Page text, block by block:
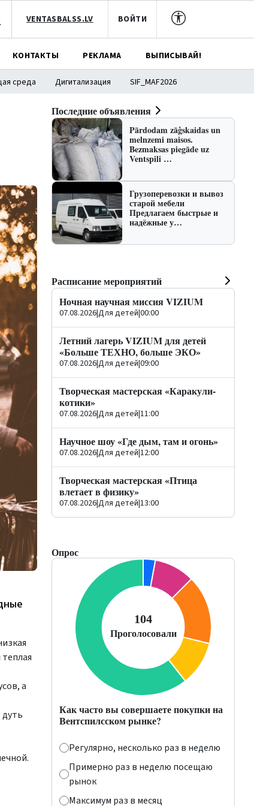
VENTASBALSS.LV ВОЙТИ
КОНТАКТЫ РЕКЛАМА ВЫПИСЫВАЙ!
среда Дигитализация SIF_MAF2026
а
Последние объявления
Pārdodam zāģskaidas un
melnzemi maisos.
Bezmaksas piegāde uz
Ventspili …
Грузоперевозки и вывоз
старой мебели
Предлагаем быстрые и
надёжные у…
Расписание мероприятий
Ночная научная миссия VIZIUM
07.08.2026|Для детей|00:00
Летний лагерь VIZIUM для детей
«Больше ТЕХНО, больше ЭКО»
07.08.2026|Для детей|09:00
Творческая мастерская «Каракули-
котики»
07.08.2026|Для детей|11:00
Научное шоу «Где дым, там и огонь»
07.08.2026|Для детей|12:00
Творческая мастерская «Птица
влетает в физику»
07.08.2026|Для детей|13:00
Опрос
Как часто вы совершаете покупки на
Вентспилсском рынке?
Регулярно, несколько раз в неделю
Примерно раз в неделю посещаю
рынок
Максимум раз в месяц